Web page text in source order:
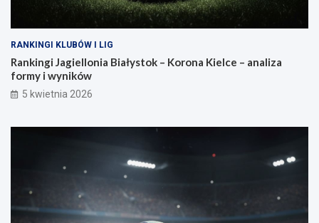
RANKINGI KLUBÓW I LIG
Rankingi Jagiellonia Białystok – Korona Kielce – analiza
formy i wyników
5 kwietnia 2026